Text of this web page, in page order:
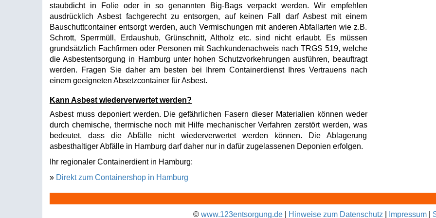
staubdicht in Folie oder in so genannten Big-Bags verpackt werden. Wir empfehlen
ausdrücklich Asbest fachgerecht zu entsorgen, auf keinen Fall darf Asbest mit einem
Bauschuttcontainer entsorgt werden, auch Vermischungen mit anderen Abfallarten wie z.B.
Schrott, Sperrmüll, Erdaushub, Grünschnitt, Altholz etc. sind nicht erlaubt. Es müssen
grundsätzlich Fachfirmen oder Personen mit Sachkundenachweis nach TRGS 519, welche
die Asbestentsorgung in Hamburg unter hohen Schutzvorkehrungen ausführen, beauftragt
werden. Fragen Sie daher am besten bei Ihrem Containerdienst Ihres Vertrauens nach
einem geeigneten Absetzcontainer für Asbest.
Kann Asbest wiederverwertet werden?
Asbest muss deponiert werden. Die gefährlichen Fasern dieser Materialien können weder
durch chemische, thermische noch mit Hilfe mechanischer Verfahren zerstört werden, was
bedeutet, dass die Abfälle nicht wiederverwertet werden können. Die Ablagerung
asbesthaltiger Abfälle in Hamburg darf daher nur in dafür zugelassenen Deponien erfolgen.
Ihr regionaler Containerdient in Hamburg:
» Direkt zum Containershop in Hamburg
© www.123entsorgung.de| Hinweise zum Datenschutz Impressum|